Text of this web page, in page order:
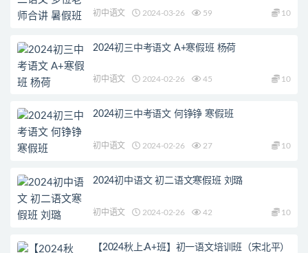
初中语文 2024-03-26 59 10
2024初三中考语文 A+寒假班 杨荷
初中语文 2024-02-26 45 10
2024初三中考语文 何铮铮 寒假班
初中语文 2024-02-26 27 10
2024初中语文 初二语文寒假班 刘璐
初中语文 2024-02-26 42 10
【2024秋上.A+班】初一语文培训班（宋北平）